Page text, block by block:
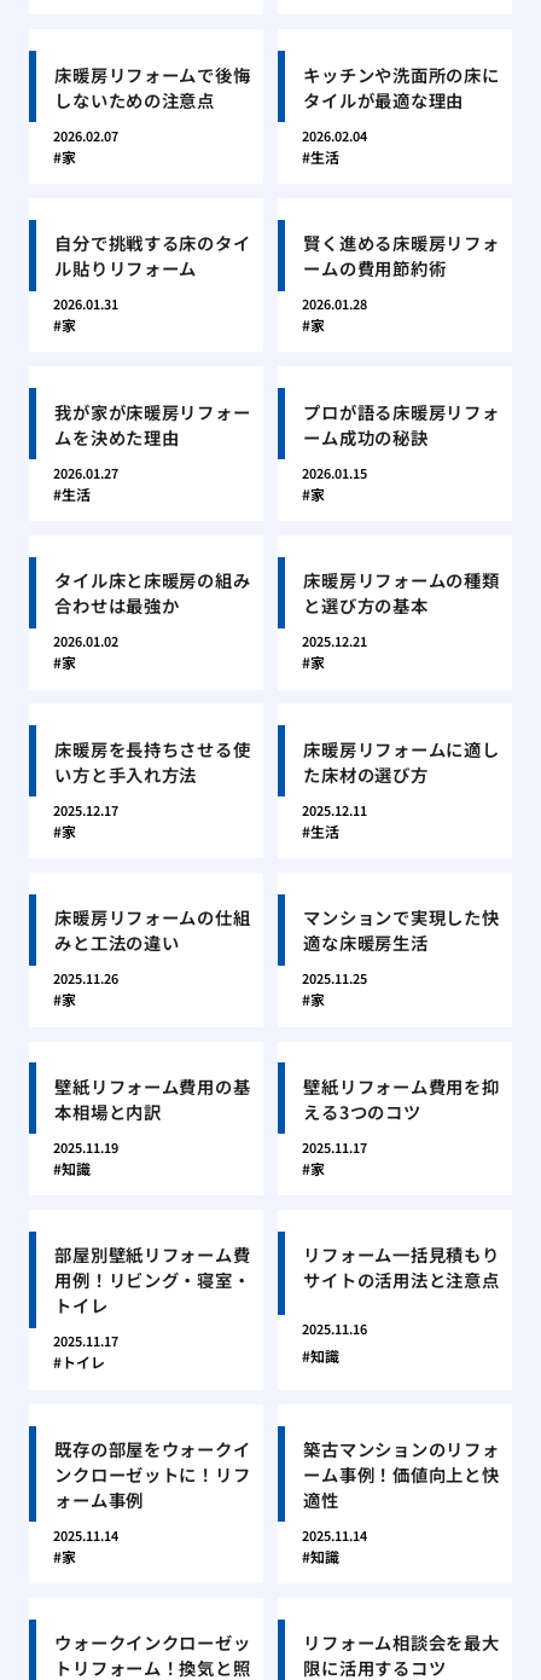
床暖房リフォームで後悔
しないための注意点
2026.02.07
家
キッチンや洗面所の床に
タイルが最適な理由
2026.02.04
生活
自分で挑戦する床のタイ
ル貼りリフォーム
2026.01.31
家
賢く進める床暖房リフォ
ームの費用節約術
2026.01.28
家
我が家が床暖房リフォー
ムを決めた理由
2026.01.27
生活
プロが語る床暖房リフォ
ーム成功の秘訣
2026.01.15
家
タイル床と床暖房の組み
合わせは最強か
2026.01.02
家
床暖房リフォームの種類
と選び方の基本
2025.12.21
家
床暖房を長持ちさせる使
い方と手入れ方法
2025.12.17
家
床暖房リフォームに適し
た床材の選び方
2025.12.11
生活
床暖房リフォームの仕組
みと工法の違い
2025.11.26
家
マンションで実現した快
適な床暖房生活
2025.11.25
家
壁紙リフォーム費用の基
本相場と内訳
2025.11.19
知識
壁紙リフォーム費用を抑
える3つのコツ
2025.11.17
家
部屋別壁紙リフォーム費
用例！リビング・寝室・
トイレ
2025.11.17
トイレ
リフォーム一括見積もり
サイトの活用法と注意点
2025.11.16
知識
既存の部屋をウォークイ
ンクローゼットに！リフ
ォーム事例
2025.11.14
家
築古マンションのリフォ
ーム事例！価値向上と快
適性
2025.11.14
知識
ウォークインクローゼッ
トリフォーム！換気と照
リフォーム相談会を最大
限に活用するコツ